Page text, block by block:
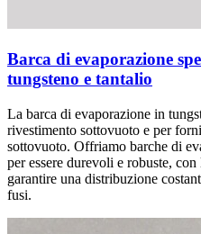
Barca di evaporazione
tungsteno e tantalio
La barca di evaporazione in
rivestimento sottovuoto e per
sottovuoto. Offriamo barche di
per essere durevoli e robuste,
garantire una distribuzione
fusi.